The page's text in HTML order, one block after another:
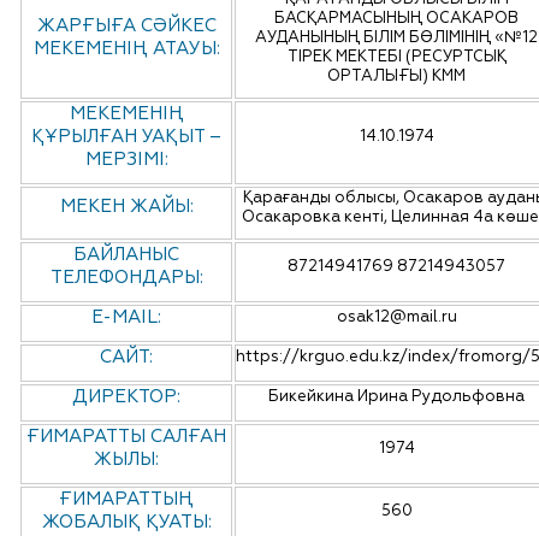
ЖАРҒЫҒА СӘЙКЕС
МЕКЕМЕНІҢ АТАУЫ:
БАСҚАРМАСЫНЫҢ ОСАКАРОВ
АУДАНЫНЫҢ БІЛІМ БӨЛІМІНІҢ «№12
ТІРЕК МЕКТЕБІ (РЕСУРТСЫҚ
ОРТАЛЫҒЫ) КММ
МЕКЕМЕНІҢ
ҚҰРЫЛҒАН УАҚЫТ –
МЕРЗІМІ:
14.10.1974
МЕКЕН ЖАЙЫ:
Қарағанды облысы, Осакаров
Осакаровка кенті, Целинная 4а
БАЙЛАНЫС
ТЕЛЕФОНДАРЫ:
87214941769 87214943057
E-MAIL: osak12@mail.ru
САЙТ: https://krguo.edu.kz/index/fromorg/
ДИРЕКТОР: Бикейкина Ирина Рудольфовна
ҒИМАРАТТЫ САЛҒАН
ЖЫЛЫ:
1974
ҒИМАРАТТЫҢ
ЖОБАЛЫҚ ҚУАТЫ:
560